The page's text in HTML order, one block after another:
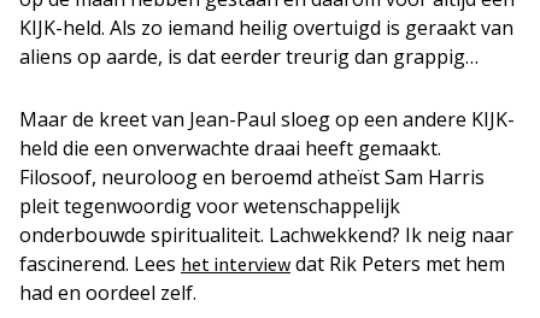
KIJK-held. Als zo iemand heilig overtuigd is geraakt van
aliens op aarde, is dat eerder treurig dan grappig…
Maar de kreet van Jean-Paul sloeg op een andere KIJK-
held die een onverwachte draai heeft gemaakt.
Filosoof, neuroloog en beroemd atheïst Sam Harris
pleit tegenwoordig voor wetenschappelijk
onderbouwde spiritualiteit. Lachwekkend? Ik neig naar
fascinerend. Lees het interview dat Rik Peters met hem
had en oordeel zelf.